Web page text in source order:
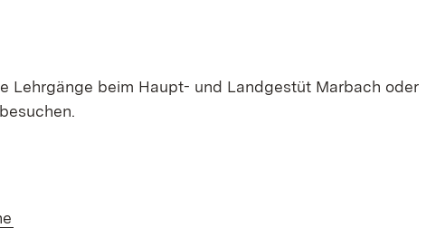
Lehrgänge beim Haupt- und Landgestüt Marbach oder